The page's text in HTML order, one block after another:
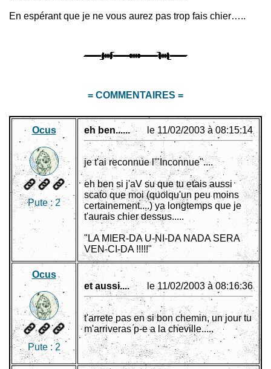
En espérant que je ne vous aurez pas trop fais chier…..
= COMMENTAIRES =
Ocus
Pute :2
eh ben...... le 11/02/2003 à 08:15:14
je t'ai reconnue l'"Inconnue"....
eh ben si j'aV su que tu etais aussi
scato que moi (quoiqu'un peu moins
certainement....) ya longtemps que je
t'aurais chier dessus.....
"LA MIER-DA U-NI-DA NADA SERA
VEN-CI-DA !!!!!"
Ocus
Pute : 2
et aussi.... le 11/02/2003 à 08:16:36
t'arrete pas en si bon chemin, un jour tu
m'arriveras p-e a la cheville.....